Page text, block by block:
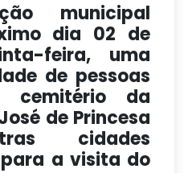
municipal
dia 02 de
feira, uma
de pessoas
da
de Princesa
cidades
a visita do